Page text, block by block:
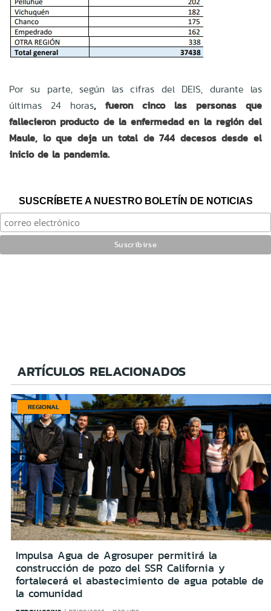
Por su parte, según las cifras del DEIS, durante las
últimas 24 horas, fueron cinco las personas que
fallecieron producto de la enfermedad en la región del
Maule, lo que deja un total de 744 decesos desde el
inicio de la pandemia.
SUSCRÍBETE A NUESTRO BOLETÍN DE NOTICIAS
ARTÍCULOS RELACIONADOS
REGIONAL
Impulsa Agua de Agrosuper permitirá la
construcción de pozo del SSR California y
fortalecerá el abastecimiento de agua potable de
la comunidad